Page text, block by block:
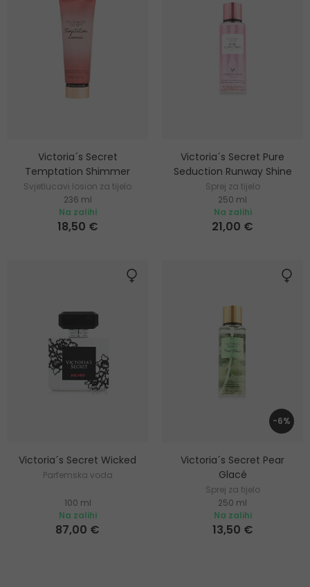
Victoria´s Secret
Temptation Shimmer
Svjetlucavi losion za tijelo
236 ml
Na zalihi
18,50 €
Victoria´s Secret Pure
Seduction Runway Shine
Sprej za tijelo
250 ml
Na zalihi
21,00 €
Victoria´s Secret Wicked
Parfemska voda
100 ml
Na zalihi
87,00 €
-6%
Victoria´s Secret Pear
Glacé
Sprej za tijelo
250 ml
Na zalihi
13,50 €